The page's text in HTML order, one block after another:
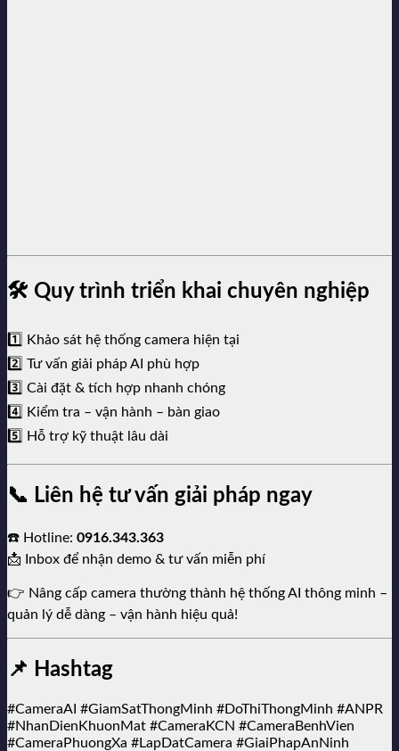
🛠️ Quy trình triển khai chuyên nghiệp
1️⃣ Khảo sát hệ thống camera hiện tại
2️⃣ Tư vấn giải pháp AI phù hợp
3️⃣ Cài đặt & tích hợp nhanh chóng
4️⃣ Kiểm tra – vận hành – bàn giao
5️⃣ Hỗ trợ kỹ thuật lâu dài
📞 Liên hệ tư vấn giải pháp ngay
☎️ Hotline: 0916.343.363
📩 Inbox để nhận demo & tư vấn miễn phí
👉 Nâng cấp camera thường thành hệ thống AI thông minh –
quản lý dễ dàng – vận hành hiệu quả!
📌 Hashtag
#CameraAI #GiamSatThongMinh #DoThiThongMinh #ANPR
#NhanDienKhuonMat #CameraKCN #CameraBenhVien
#CameraPhuongXa #LapDatCamera #GiaiPhapAnNinh